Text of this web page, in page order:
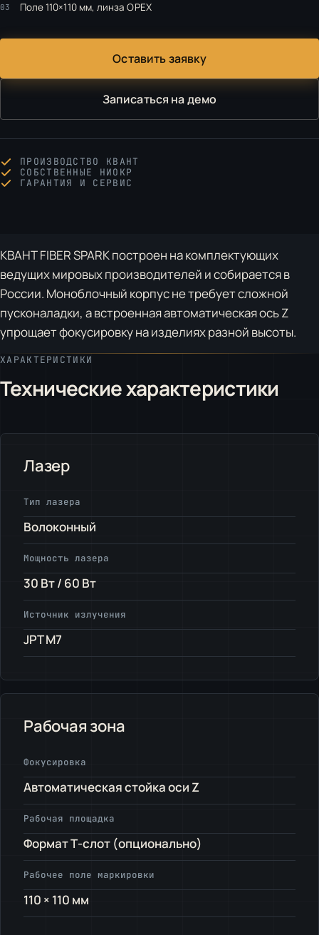
03 Поле 110×110 мм, линза OPEX
Оставить заявку
Записаться на демо
ПРОИЗВОДСТВО КВАНТ
СОБСТВЕННЫЕ НИОКР
ГАРАНТИЯ И СЕРВИС
КВАНТ FIBER SPARK построен на комплектующих
ведущих мировых производителей и собирается в
России. Моноблочный корпус не требует сложной
пусконаладки, а встроенная автоматическая ось Z
упрощает фокусировку на изделиях разной высоты.
ХАРАКТЕРИСТИКИ
Технические характеристики
Лазер
Тип лазера
Волоконный
Мощность лазера
30 Вт / 60 Вт
Источник излучения
JPT M7
Рабочая зона
Фокусировка
Автоматическая стойка оси Z
Рабочая площадка
Формат Т-слот (опционально)
Рабочее поле маркировки
110 × 110 мм